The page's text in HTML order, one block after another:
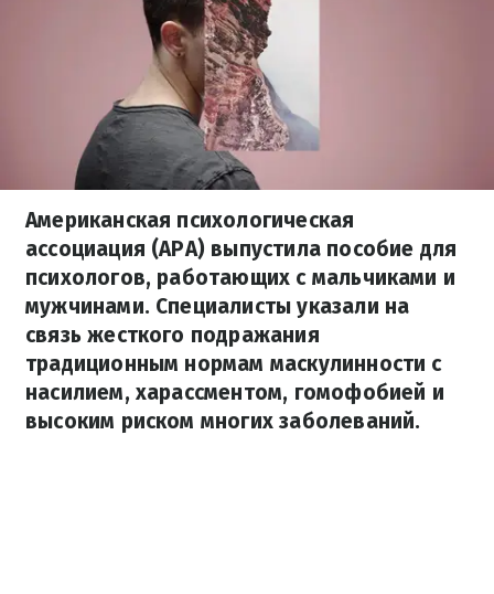
Американская психологическая
ассоциация (APA) выпустила пособие для
психологов, работающих с мальчиками и
мужчинами. Специалисты указали на
связь жесткого подражания
традиционным нормам маскулинности с
насилием, харассментом, гомофобией и
высоким риском многих заболеваний.